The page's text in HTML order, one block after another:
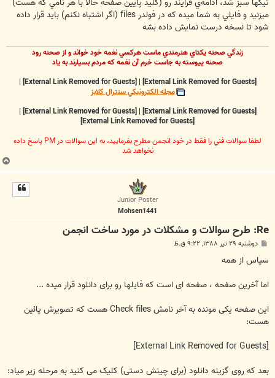
تيکها سبز شد، ادامه‌ي فرايند رو (کليد پايين صفحه حالا با هر نامي که هست)
ميزنيد و فايلي به شما ميده که در فولدر files (اگر اشتباه نکنم) بايد قرار داده
شود تا نسخه درست نمايش داده بشه
زندگي صحنه يکتاي هنرمندي ماست هرکسي نغمه خود خواند و از صحنه رود
صحنه پيوسته به جاست خرم آن نغمه که مردم بسپارند به ياد
|
|
مجله الکترونيکي سنترال کلابز
|
|
لطفا سوالات فني را فقط در خود انجمن مطرح بفرماييد، به اين سوالات در PM پاسخ داده
نخواهد شد
ب
ا
Junior Poster
Mohsen1441
Re: طرح سوالات و مشکلات در مورد ساخت انجمن
پ
ت
دوشنبه ۲۹ تیر ۱۳۸۸, ۹:۲۲ ق.ظ
سپاس از همه
اما آخرین صفحه ، صفحه ای است که فایلها رو برای دانلود قرار میده ...
این صفحه یکی مونده به آخر نامش Check files هست که تصویرش پائین
هست:
بعد که روی گزینه دانلود (برای چینش دستی) کلیک می کنید به مرحله زیر میاد: